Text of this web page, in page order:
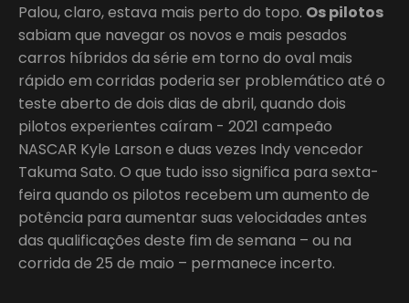
Palou, claro, estava mais perto do topo. Os pilotos
sabiam que navegar os novos e mais pesados
carros híbridos da série em torno do oval mais
rápido em corridas poderia ser problemático até o
teste aberto de dois dias de abril, quando dois
pilotos experientes caíram - 2021 campeão
NASCAR Kyle Larson e duas vezes Indy vencedor
Takuma Sato. O que tudo isso significa para sexta-
feira quando os pilotos recebem um aumento de
potência para aumentar suas velocidades antes
das qualificações deste fim de semana – ou na
corrida de 25 de maio – permanece incerto.